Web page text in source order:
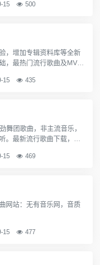
服务平台，和以 www.a8.
15 500
，增加专辑资料库等全新
，最热门流行歌曲及MV视
15 435
舞团歌曲，非主流音乐，
。最新流行歌曲下载，下
15 469
网站：无有音乐网，音质
15 477